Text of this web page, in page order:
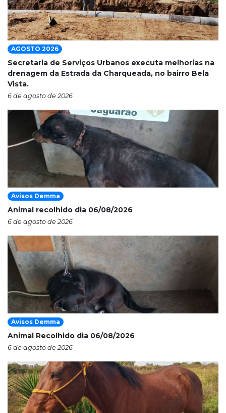
AGOSTO 2026
Secretaria de Serviços Urbanos executa melhorias na
drenagem da Estrada da Charqueada, no bairro Bela
Vista.
6 de agosto de 2026
Avisos Demma
Animal recolhido dia 06/08/2026
6 de agosto de 2026
Avisos Demma
Animal Recolhido dia 06/08/2026
6 de agosto de 2026